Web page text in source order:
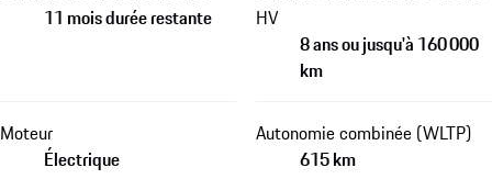
11 mois durée restante
HV
8 ans ou jusqu'à 160 000
km
Moteur
Électrique
Autonomie combinée (WLTP)
615 km